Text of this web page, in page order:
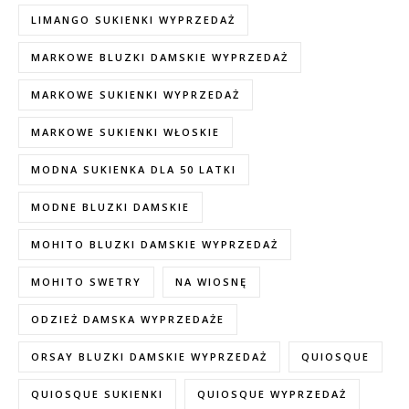
LIMANGO SUKIENKI WYPRZEDAŻ
MARKOWE BLUZKI DAMSKIE WYPRZEDAŻ
MARKOWE SUKIENKI WYPRZEDAŻ
MARKOWE SUKIENKI WŁOSKIE
MODNA SUKIENKA DLA 50 LATKI
MODNE BLUZKI DAMSKIE
MOHITO BLUZKI DAMSKIE WYPRZEDAŻ
MOHITO SWETRY NA WIOSNĘ
ODZIEŻ DAMSKA WYPRZEDAŻE
ORSAY BLUZKI DAMSKIE WYPRZEDAŻ QUIOSQUE
QUIOSQUE SUKIENKI QUIOSQUE WYPRZEDAŻ